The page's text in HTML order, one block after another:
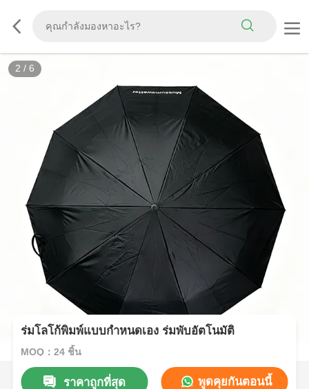
2 / 6
ร่มโลโก้พิมพ์แบบกำหนดเอง ร่มพับอัตโนมัติ
MOQ：24 ชิ้น
ราคาถูกที่สุด พูดคุยกันตอนนี้